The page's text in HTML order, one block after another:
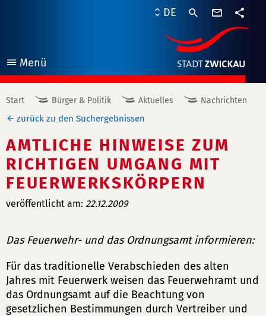
Menü
öffnen
DE
Start Bürger & Politik Aktuelles Nachrichten
zurück zu den Suchergebnissen
AMTLICHE HINWEISE ZUM
RICHTIGEN UMGANG MIT
FEUERWERKSKÖRPERN
veröffentlicht am: 22.12.2009
Das Feuerwehr- und das Ordnungsamt informieren:
Für das traditionelle Verabschieden des alten
Jahres mit Feuerwerk weisen das Feuerwehramt und
das Ordnungsamt auf die Beachtung von
gesetzlichen Bestimmungen durch Vertreiber und